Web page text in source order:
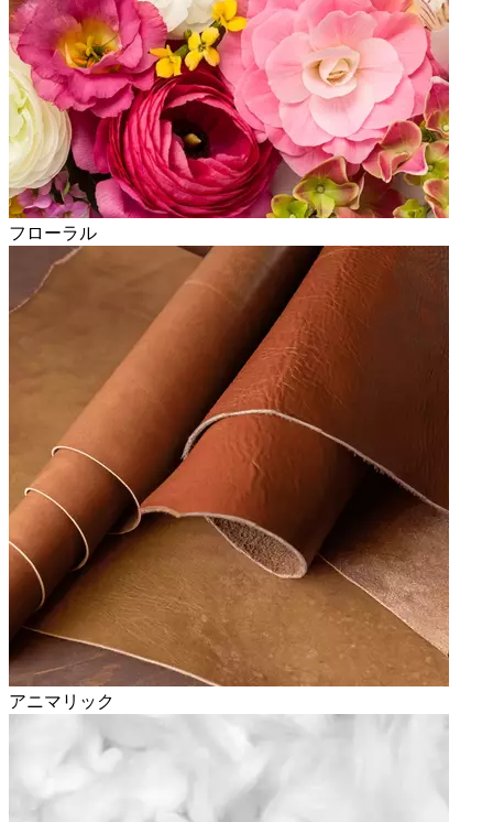
フローラル
アニマリック